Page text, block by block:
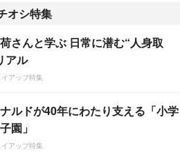
オシ特集
さんと学ぶ 日常に潜む“人身取
アル
アップ特集
ルドが40年にわたり支える「小学
園」
アップ特集